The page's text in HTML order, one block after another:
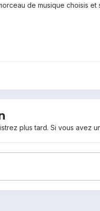
de musique choisis
plus tard. Si vous avez